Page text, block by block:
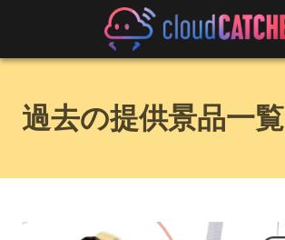
過去の提供景品一覧